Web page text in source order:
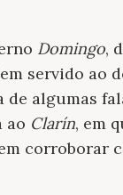
Domingo,
servido ao
algumas
ao Clarín, em
corroborar